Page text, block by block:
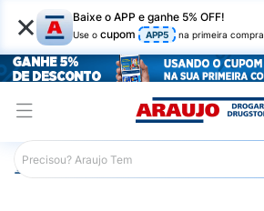
× Baixe o APP e ganhe 5% OFF!
Use o cupom APP5 na primeira compra
Araujo Cabelo